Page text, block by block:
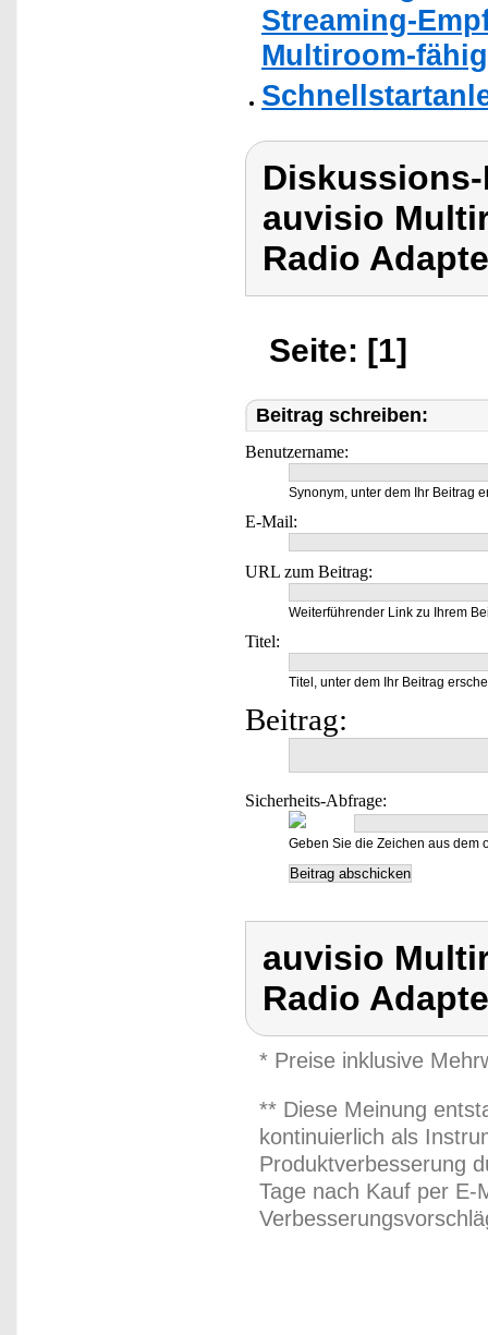
Streaming-
Multiroom-
auvisio
Radio
Seite: [1]
Beitrag schreiben:
Benutzername:
Synonym, unter dem Ihr Beitrag
E-Mail:
URL zum Beitrag:
Weiterführender Link zu Ihrem
Titel:
Titel, unter dem Ihr Beitrag
Beitrag:
Sicherheits-Abfrage:
Geben Sie die Zeichen aus dem
auvisio
Radio
* Preise inklusive
** Diese Meinung
kontinuierlich als
Produktverbesserung
Tage nach Kauf per E-